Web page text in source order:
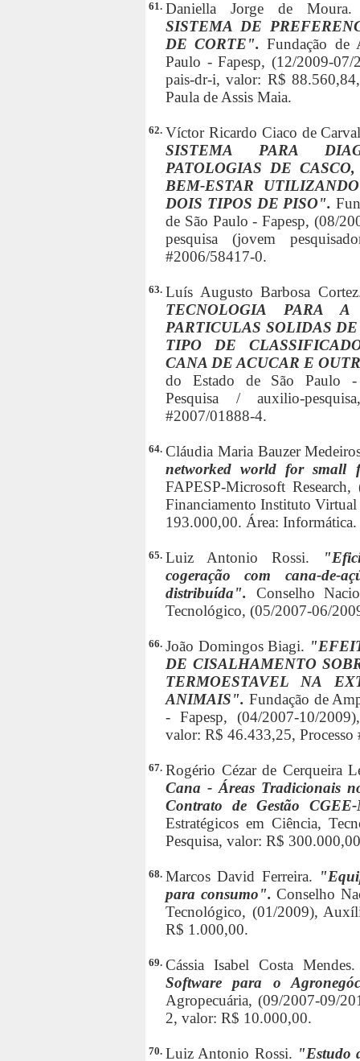
61. Daniella Jorge de
SISTEMA DE
DE CORTE".Fundação de
Paulo - Fapesp, (12/2009-
pais-dr-i, valor: R$
Paula de Assis Maia.
62. Víctor Ricardo Ciaco de
SISTEMA PARA
PATOLOGIAS DE
BEM-ESTAR
DOIS TIPOS DE PISO".
de São Paulo - Fapesp, (08/
pesquisa (jovem
#2006/58417-0.
63. Luís Augusto Barbosa
TECNOLOGIA PARA A
PARTICULAS SOLIDAS
TIPO DE
CANA DE ACUCAR E
do Estado de São Paulo -
Pesquisa / auxilio-
#2007/01888-4.
64. Cláudia Maria Bauzer
networked world for
FAPESP-Microsoft
Financiamento Instituto
193.000,00. Área: Informática.
65. Luiz Antonio Rossi.
cogeração com cana-de-
distribuída". Conselho
Tecnológico, (05/2007-06/
66. João Domingos Biagi.
DE CISALHAMENTO
TERMOESTAVEL NA
ANIMAIS". Fundação de
- Fapesp, (04/2007-10/
valor: R$ 46.433,25,
67. Rogério Cézar de Cerqueira
Cana - Áreas Tradicionais
Contrato de Gestão
Estratégicos em Ciência,
Pesquisa, valor: R$
68. Marcos David Ferreira.
para consumo".Conselho
Tecnológico, (01/2009),
R$ 1.000,00.
69. Cássia Isabel Costa
Software para o
Agropecuária, (09/2007-09/
2, valor: R$ 10.000,00.
70. Luiz Antonio Rossi. "Estudo